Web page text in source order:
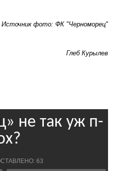
Источник фото: ФК "Черноморец"
Глеб Курылев